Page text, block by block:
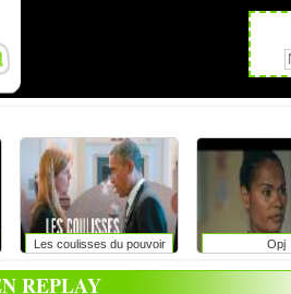
Les coulisses du pouvoir Opj
REPLAY